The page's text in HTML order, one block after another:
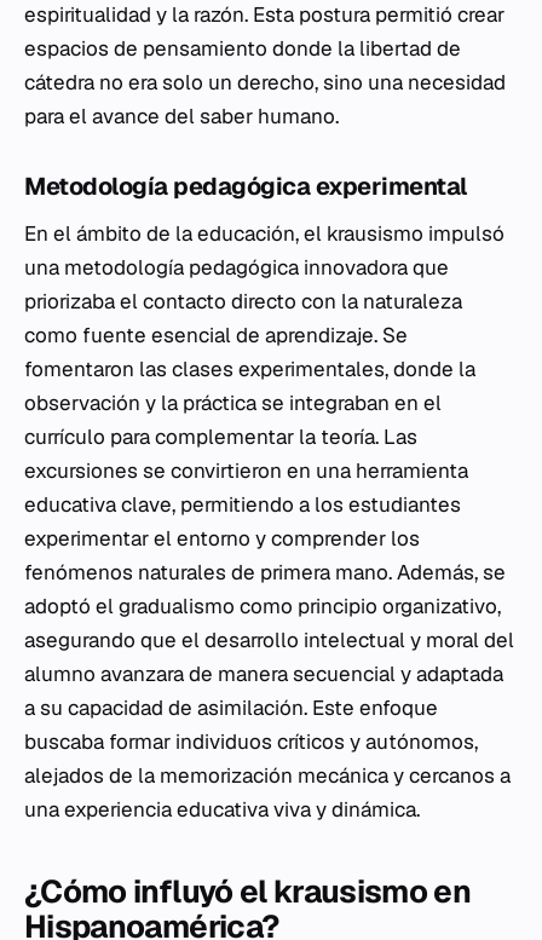
espiritualidad y la razón. Esta postura permitió crear
espacios de pensamiento donde la libertad de
cátedra no era solo un derecho, sino una necesidad
para el avance del saber humano.
Metodología pedagógica experimental
En el ámbito de la educación, el krausismo impulsó
una metodología pedagógica innovadora que
priorizaba el contacto directo con la naturaleza
como fuente esencial de aprendizaje. Se
fomentaron las clases experimentales, donde la
observación y la práctica se integraban en el
currículo para complementar la teoría. Las
excursiones se convirtieron en una herramienta
educativa clave, permitiendo a los estudiantes
experimentar el entorno y comprender los
fenómenos naturales de primera mano. Además, se
adoptó el gradualismo como principio organizativo,
asegurando que el desarrollo intelectual y moral del
alumno avanzara de manera secuencial y adaptada
a su capacidad de asimilación. Este enfoque
buscaba formar individuos críticos y autónomos,
alejados de la memorización mecánica y cercanos a
una experiencia educativa viva y dinámica.
¿Cómo influyó el krausismo en
Hispanoamérica?